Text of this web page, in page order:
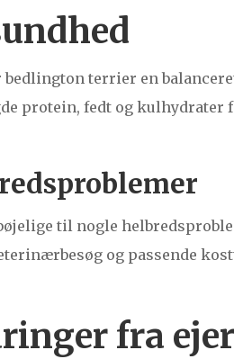
terrier en
protein, fedt og kulhydrater
til nogle
og passende
fra